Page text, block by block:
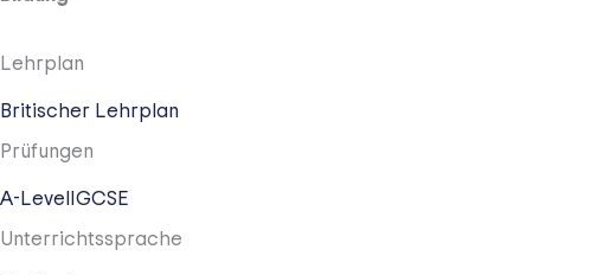
Lehrplan
Britischer Lehrplan
Prüfungen
A-Level IGCSE
Unterrichtssprache